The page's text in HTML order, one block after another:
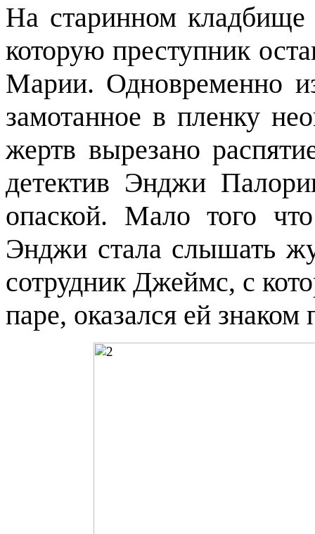
На старинном
которую преступник
Марии. Одновременно
замотанное в пленку
жертв вырезано
детектив Энджи
опаской. Мало того
Энджи стала слышать
сотрудник Джеймс, с
паре, оказался ей